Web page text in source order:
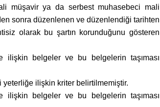
müşavir ya da serbest muhasebeci mali
sonra düzenlenen ve düzenlendiği tarihten
olarak bu şartın korunduğunu gösteren
ilişkin belgeler ve bu belgelerin taşıması
yeterliğe ilişkin kriter belirtilmemiştir.
ilişkin belgeler ve bu belgelerin taşıması